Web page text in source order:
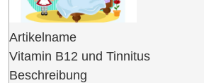
Artikelname
Vitamin B12 und Tinnitus
Beschreibung